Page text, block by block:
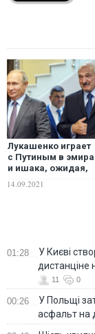
Лукашенко играет
с Путиным в эмира
и ишака, ожидая,
– военный эксперт
14.09.2021
01:28
У Києві
дистанціне
11 0
00:26
У Польщі
асфальт на